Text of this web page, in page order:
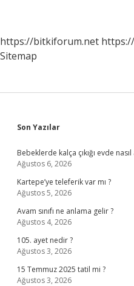
https://bitkiforum.net
Sitemap
Sidebar
Son Yazılar
Bebeklerde kalça çıkığı evde nasıl
Ağustos 6, 2026
Kartepe’ye teleferik var mı ?
Ağustos 5, 2026
Avam sınıfı ne anlama gelir ?
Ağustos 4, 2026
105. ayet nedir ?
Ağustos 3, 2026
15 Temmuz 2025 tatil mi ?
Ağustos 3, 2026